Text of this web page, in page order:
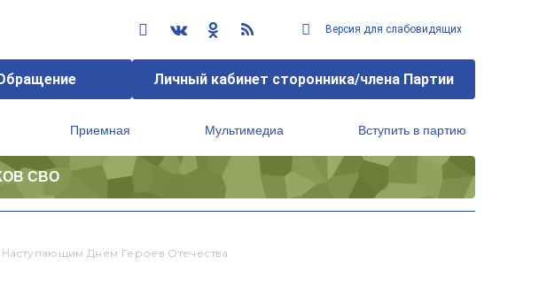
Версия для слабовидящих
Личный кабинет сторонника/члена Партии
Приемная Мультимедиа Вступить в партию
СВО
Днем Героев Отечества